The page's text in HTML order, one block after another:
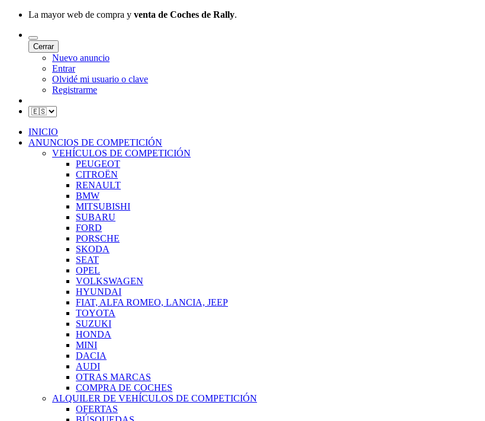
La mayor web de compra y venta de Coches de Rally.
Cerrar
Nuevo anuncio
Entrar
Olvidé mi usuario o clave
Registrarme
INICIO
ANUNCIOS DE COMPETICIÓN
VEHÍCULOS DE COMPETICIÓN
PEUGEOT
CITROËN
RENAULT
BMW
MITSUBISHI
SUBARU
FORD
PORSCHE
SKODA
SEAT
OPEL
VOLKSWAGEN
HYUNDAI
FIAT, ALFA ROMEO, LANCIA, JEEP
TOYOTA
SUZUKI
HONDA
MINI
DACIA
AUDI
OTRAS MARCAS
COMPRA DE COCHES
ALQUILER DE VEHÍCULOS DE COMPETICIÓN
OFERTAS